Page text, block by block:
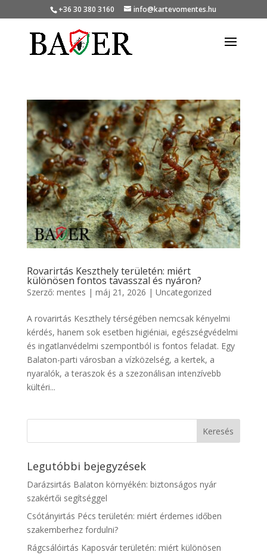
+36 30 380 3160 info@kartevomentes.hu
Rovarirtás Keszthely területén: miért
különösen fontos tavasszal és nyáron?
Szerző: mentes | máj 21, 2026 | Uncategorized
A rovarirtás Keszthely térségében nemcsak kényelmi
kérdés, hanem sok esetben higiéniai, egészségvédelmi
és ingatlanvédelmi szempontból is fontos feladat. Egy
Balaton-parti városban a vízközelség, a kertek, a
nyaralók, a teraszok és a szezonálisan intenzívebb
kültéri...
Legutóbbi bejegyzések
Darázsirtás Balaton környékén: biztonságos nyár
szakértői segítséggel
Csótányirtás Pécs területén: miért érdemes időben
szakemberhez fordulni?
Rágcsálóirtás Kaposvár területén: miért különösen